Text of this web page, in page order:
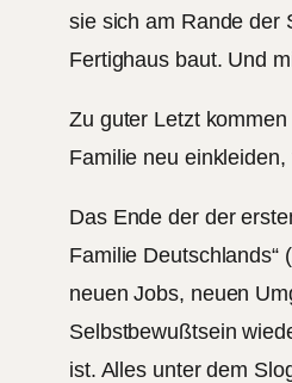
sie sich am Rande der
Fertighaus baut. Und
Zu guter Letzt
Familie neu
Das Ende der der
Familie Deutschlands“
neuen Jobs, neuen
Selbstbewußtsein
ist. Alles unter dem